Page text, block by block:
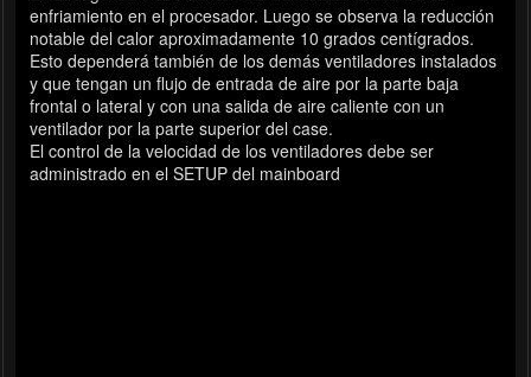
enfriamiento en el procesador. Luego se observa la reducción
notable del calor aproximadamente 10 grados centígrados.
Esto dependerá también de los demás ventiladores instalados
y que tengan un flujo de entrada de aire por la parte baja
frontal o lateral y con una salida de aire caliente con un
ventilador por la parte superior del case.
El control de la velocidad de los ventiladores debe ser
administrado en el SETUP del mainboard